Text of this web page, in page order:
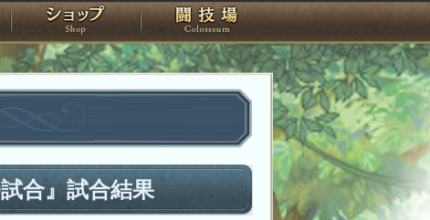
スタジオ ショップ 闘技場
合』試合結果